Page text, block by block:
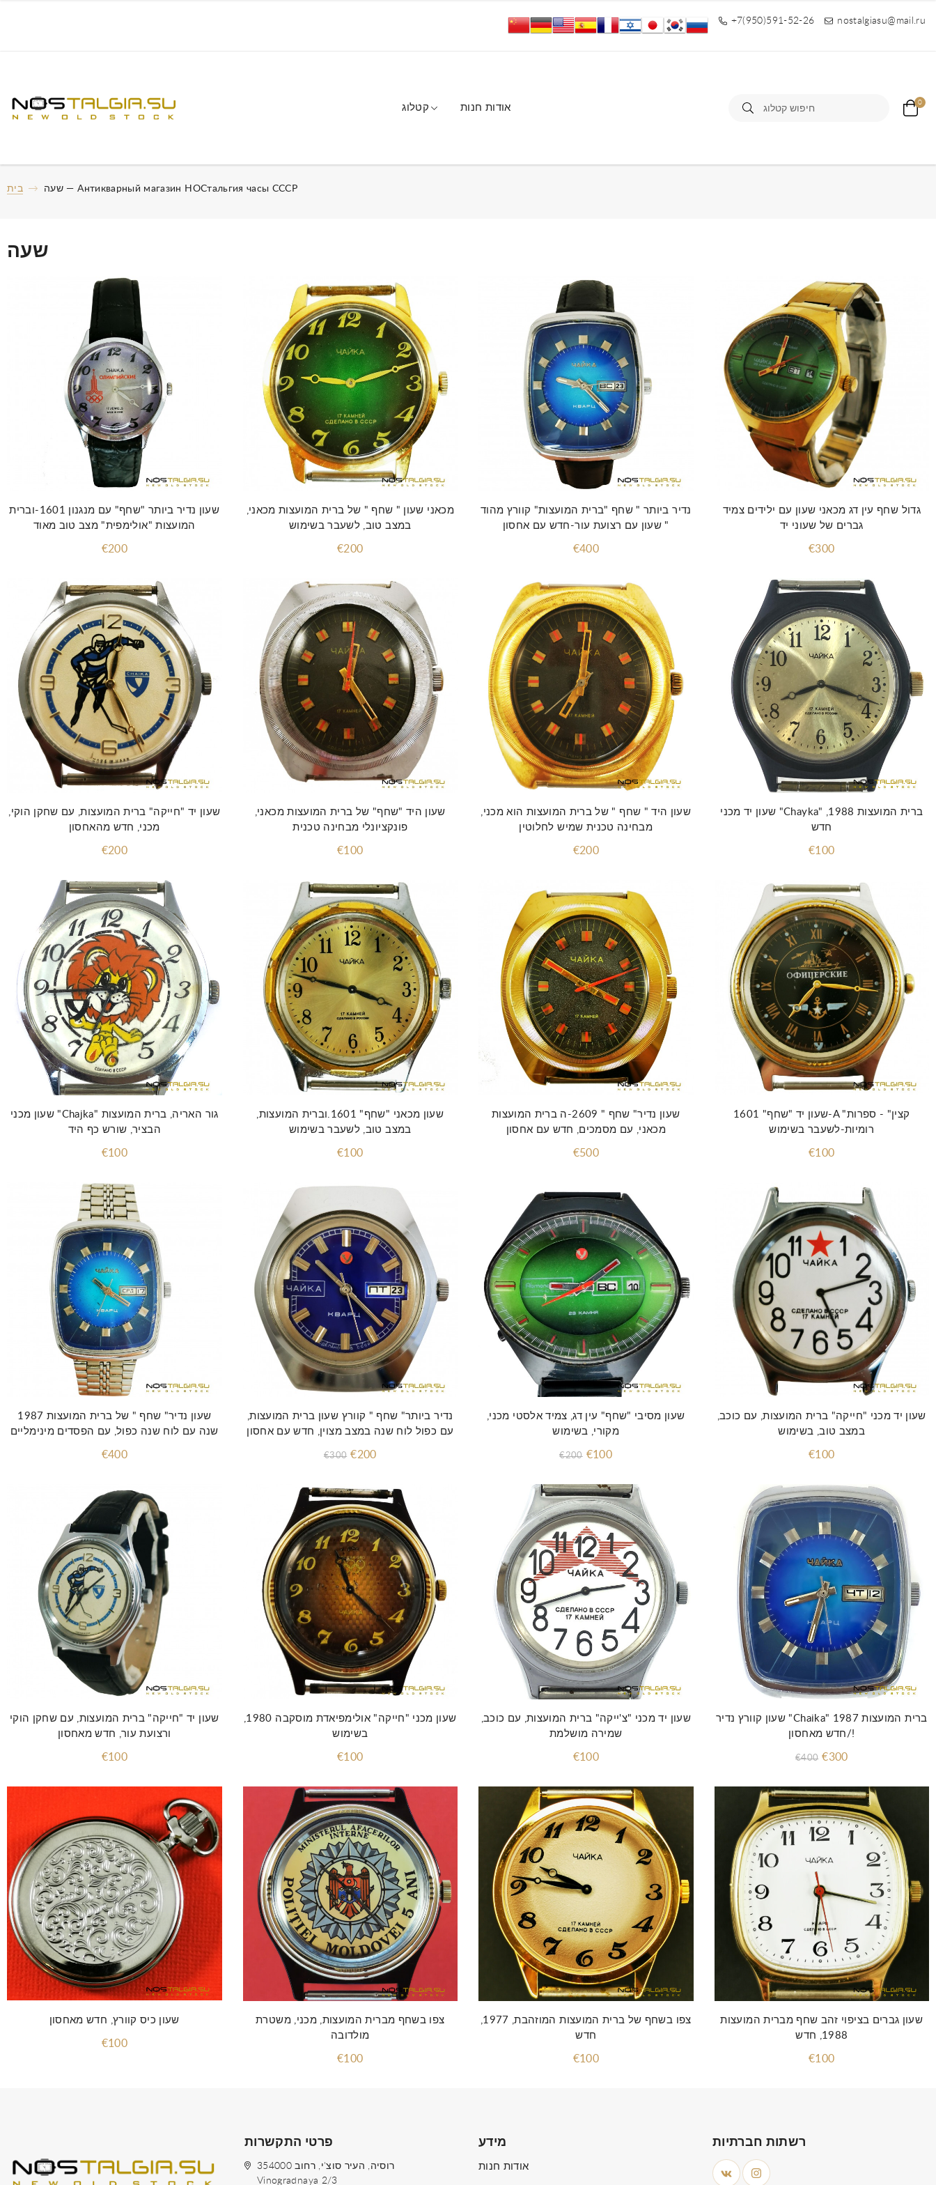
+7(950)591-52-26 nostalgiasu@mail.ru
קטלוג אודות חנות 0
בית שעה — Антикварный магазин НОСтальгия часы СССР
שעה
הוסף לסל
שעון נדיר ביותר "שחף" עם מנגנון 1601-וברית
המועצות "אולימפית" מצב טוב מאוד
€200
הוסף לסל
מכאני שעון " שחף " של ברית המועצות מכאני,
במצב טוב, לשעבר בשימוש
€200
הוסף לסל
נדיר ביותר " שחף "ברית המועצות" קוורץ מהוד
" שעון עם רצועת עור-חדש עם אחסון
€400
הוסף לסל
גדול שחף עין דג מכאני שעון עם ילידים צמיד
גברים של שעוני יד
€300
הוסף לסל
שעון יד "חייקה" ברית המועצות, עם שחקן הוקי,
מכני, חדש מהאחסון
€200
הוסף לסל
שעון היד "שחף" של ברית המועצות מכאני,
פונקציונלי מבחינה טכנית
€100
הוסף לסל
שעון היד " שחף " של ברית המועצות הוא מכני,
מבחינה טכנית שמיש לחלוטין
€200
שעון יד מכני "Chayka" ברית המועצות 1988,
חדש
€100
הוסף לסל
שעון מכני "Chajka" גור האריה, ברית המועצות
הבציר, שורש כף היד
€100
שעון מכאני "שחף" 1601.וברית המועצות,
במצב טוב, לשעבר בשימוש
€100
שעון נדיר" שחף " 2609-ה ברית המועצות
מכאני, עם מסמכים, חדש עם אחסון
€500
שעון יד "שחף" 1601-A "קצין" - ספרות
רומיות-לשעבר בשימוש
€100
שעון נדיר" שחף " של ברית המועצות 1987
שנה עם לוח שנה כפול, עם הפסדים מינימליים
€400
נדיר ביותר" שחף " קוורץ שעון ברית המועצות,
עם כפול לוח שנה במצב מצוין, חדש עם אחסון
€300 €200
שעון מסיבי "שחף" עין דג, צמיד אלסטי מכני,
מקורי, בשימוש
€200 €100
שעון יד מכני "חייקה" ברית המועצות, עם כוכב,
במצב טוב, בשימוש
€100
שעון יד "חייקה" ברית המועצות, עם שחקן הוקי
ורצועת עור, חדש מאחסון
€100
בשימוש
€100
שעון יד מכני "צ'ייקה" ברית המועצות, עם כוכב,
שמירה מושלמת
€100
שעון קוורץ נדיר "Chaika" ברית המועצות 1987
/חדש מאחסון!
€400 €300
שעון כיס קוורץ, חדש מאחסון
€100
צפו בשחף מברית המועצות, מכני, משטרת
מולדובה
€100
צפו בשחף של ברית המועצות המוזהבת, 1977,
חדש
€100
שעון גברים בציפוי זהב שחף מברית המועצות
1988, חדש
€100
פרטי התקשרות
354000 רוסיה, העיר סוצ'י, רחוב
Vinogradnaya 2/3
מידע
אודות חנות
רשתות חברתיות